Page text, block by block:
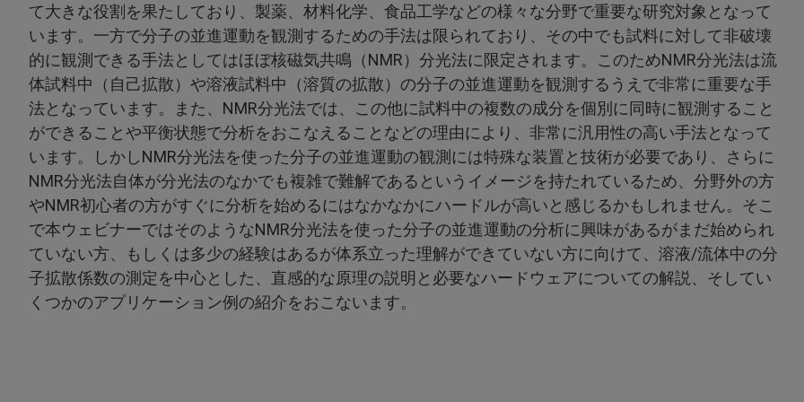
て大きな役割を果たしており、製薬、材料化学、食品工学などの様々な分野で重要な研究対象となって
います。一方で分子の並進運動を観測するための手法は限られており、その中でも試料に対して非破壊
的に観測できる手法としてはほぼ核磁気共鳴（NMR）分光法に限定されます。このためNMR分光法は流
体試料中（自己拡散）や溶液試料中（溶質の拡散）の分子の並進運動を観測するうえで非常に重要な手
法となっています。また、NMR分光法では、この他に試料中の複数の成分を個別に同時に観測すること
ができることや平衡状態で分析をおこなえることなどの理由により、非常に汎用性の高い手法となって
います。しかしNMR分光法を使った分子の並進運動の観測には特殊な装置と技術が必要であり、さらに
NMR分光法自体が分光法のなかでも複雑で難解であるというイメージを持たれているため、分野外の方
やNMR初心者の方がすぐに分析を始めるにはなかなかにハードルが高いと感じるかもしれません。そこ
で本ウェビナーではそのようなNMR分光法を使った分子の並進運動の分析に興味があるがまだ始められ
ていない方、もしくは多少の経験はあるが体系立った理解ができていない方に向けて、溶液/流体中の分
子拡散係数の測定を中心とした、直感的な原理の説明と必要なハードウェアについての解説、そしてい
くつかのアプリケーション例の紹介をおこないます。